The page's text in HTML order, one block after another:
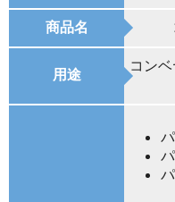
商品名
用途
コン